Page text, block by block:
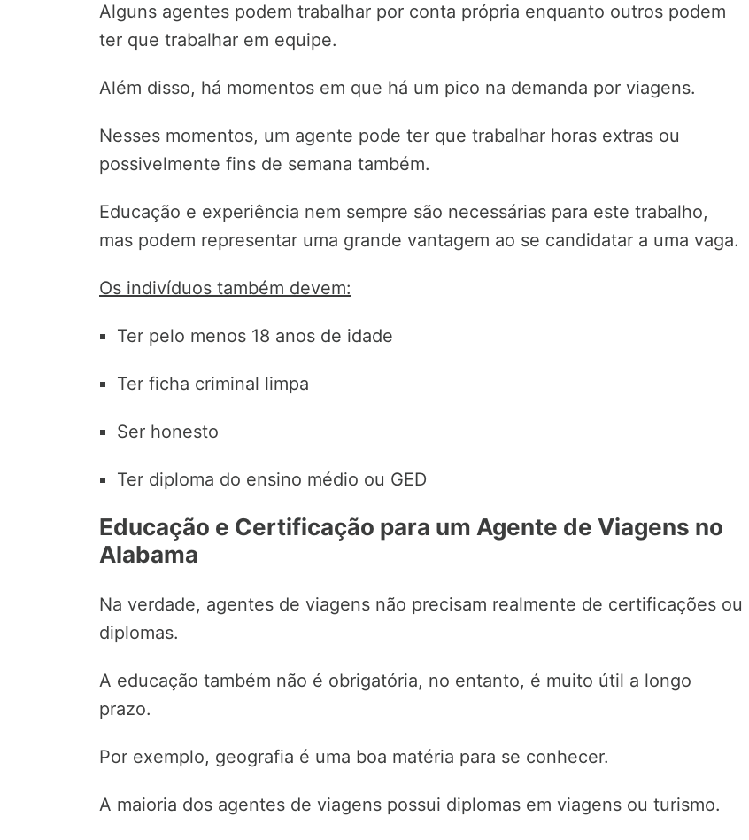
Alguns agentes podem trabalhar por conta própria enquanto outros podem
ter que trabalhar em equipe.
Além disso, há momentos em que há um pico na demanda por viagens.
Nesses momentos, um agente pode ter que trabalhar horas extras ou
possivelmente fins de semana também.
Educação e experiência nem sempre são necessárias para este trabalho,
mas podem representar uma grande vantagem ao se candidatar a uma vaga.
Os indivíduos também devem:
Ter pelo menos 18 anos de idade
Ter ficha criminal limpa
Ser honesto
Ter diploma do ensino médio ou GED
Educação e Certificação para um Agente de Viagens no
Alabama
Na verdade, agentes de viagens não precisam realmente de certificações ou
diplomas.
A educação também não é obrigatória, no entanto, é muito útil a longo
prazo.
Por exemplo, geografia é uma boa matéria para se conhecer.
A maioria dos agentes de viagens possui diplomas em viagens ou turismo.